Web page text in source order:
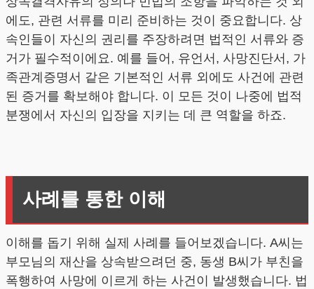
에도, 관련 서류를 미리 준비하는 것이 중요합니다. 상
속인들이 자신의 권리를 주장하려면 법적인 서류와 증
거가 필수적이에요. 예를 들어, 유언서, 사망진단서, 가
족관계증명서 같은 기본적인 서류 외에도 사건에 관련
된 증거를 확보해야 합니다. 이 모든 것이 나중에 법적
분쟁에서 자신의 입장을 지키는 데 큰 역할을 하죠.
사례를 통한 이해
이해를 돕기 위해 실제 사례를 들어보겠습니다. A씨는
부모님의 재산을 상속받으려던 중, 동생 B씨가 부친을
폭행하여 사망에 이르게 하는 사건이 발생했습니다. 법